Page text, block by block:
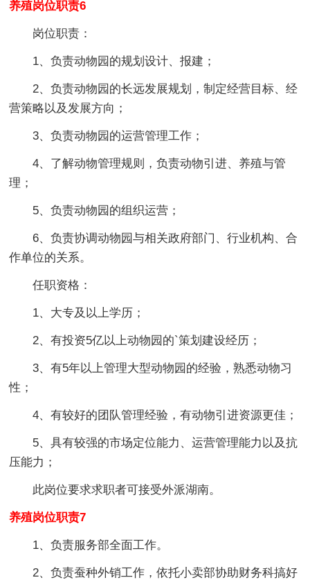
养殖岗位职责6
岗位职责：
1、负责动物园的规划设计、报建；
2、负责动物园的长远发展规划，制定经营目标、经
营策略以及发展方向；
3、负责动物园的运营管理工作；
4、了解动物管理规则，负责动物引进、养殖与管
理；
5、负责动物园的组织运营；
6、负责协调动物园与相关政府部门、行业机构、合
作单位的关系。
任职资格：
1、大专及以上学历；
2、有投资5亿以上动物园的`策划建设经历；
3、有5年以上管理大型动物园的经验，熟悉动物习
性；
4、有较好的团队管理经验，有动物引进资源更佳；
5、具有较强的市场定位能力、运营管理能力以及抗
压能力；
此岗位要求求职者可接受外派湖南。
养殖岗位职责7
1、负责服务部全面工作。
2、负责蚕种外销工作，依托小卖部协助财务科搞好